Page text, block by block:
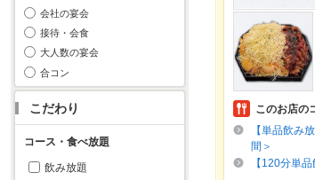
会社の宴会
接待・会食
大人数の宴会
合コン
こだわり
コース・食べ放題
飲み放題
このお店の
【単品飲み
間＞
【120分単